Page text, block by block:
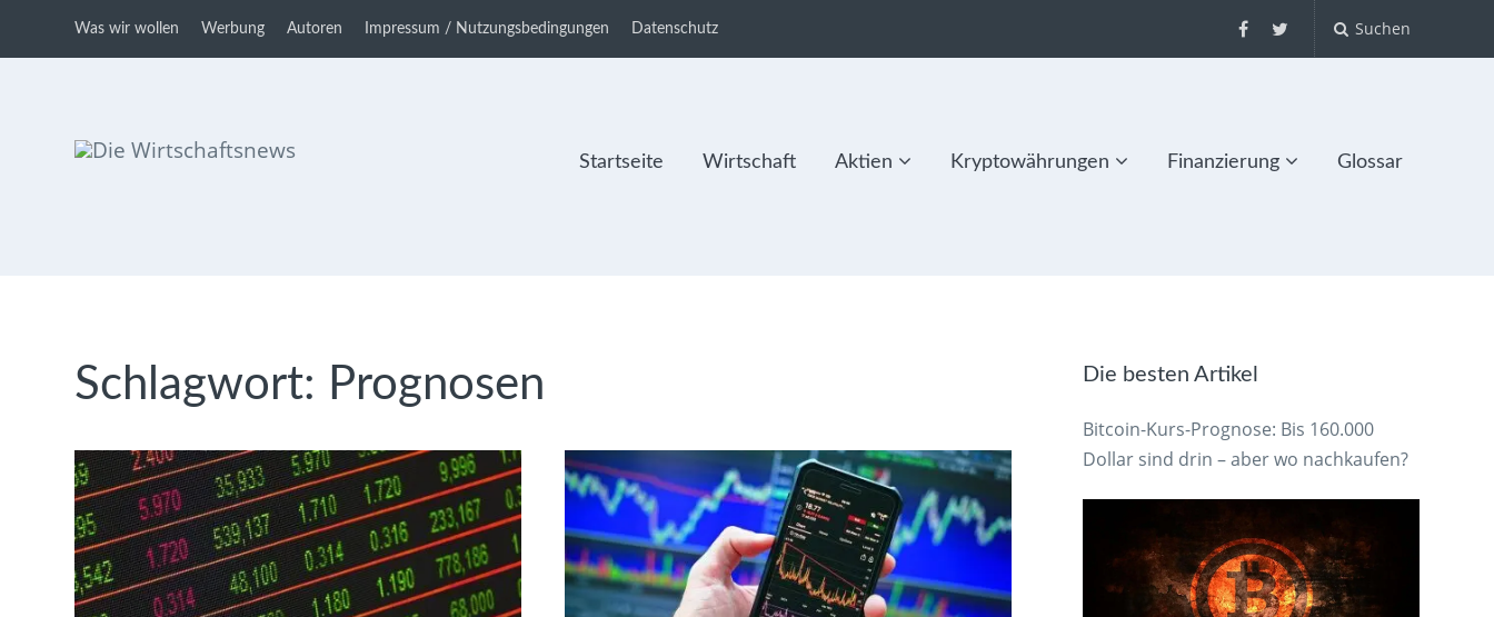
Was wir wollen Werbung Autoren Impressum / Nutzungsbedingungen Datenschutz Suchen
Startseite Wirtschaft Aktien Kryptowährungen Finanzierung Glossar
Schlagwort: Prognosen Die besten Artikel
Bitcoin-Kurs-Prognose: Bis 160.000
Dollar sind drin – aber wo nachkaufen?